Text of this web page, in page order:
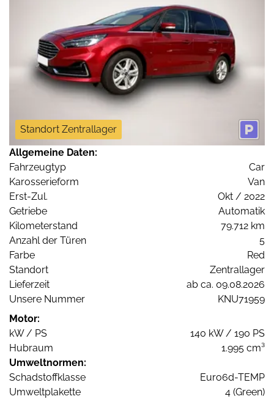
Standort Zentrallager
Allgemeine Daten:
Fahrzeugtyp
Car
Karosserieform
Van
Erst-Zul.
Okt / 2022
Getriebe
Automatik
Kilometerstand
79.712 km
Anzahl der Türen
5
Farbe
Red
Standort
Zentrallager
Lieferzeit
ab ca. 09.08.2026
Unsere Nummer
KNU71959
Motor:
kW / PS
140 kW / 190 PS
Hubraum
1.995 cm³
Umweltnormen:
Schadstoffklasse
Euro6d-TEMP
Umweltplakette
4 (Green)